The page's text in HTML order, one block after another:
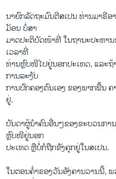
ນາຍົກລັດຖະມົນຕີສເປນ ທ່ານມາຣີ
ມັອນ ບໍ່ສາ
ມາດປະຕິບັດໜ້າທີ່ ໃນຖານະປະທາ
ເວລາທີ່
ທ່ານຫຼົບໜີໄປຢູ່ນອກປະເທດ, ແລະຖ້
ການລະງັບ
ການປົກຄອງຕົນເອງ ຂອງພາກພື້ນ
ຢູ່.
ບັນດາຜູ້ນຳຄົນອື່ນໆຂອງຂະບວນກາ
ຫຼົບໜີຢູ່ນອກ
ປະເທດ ຫຼືບໍ່ກໍຖືກຂັງຄຸກຢູ່ໃນສເປນ.
ໃນຕອນຄໍ່າຂອງວັນອັງຄານວານນີ້,